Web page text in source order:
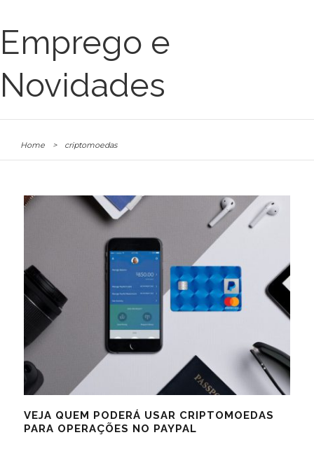
Emprego e
Novidades
Home > criptomoedas
VEJA QUEM PODERÁ USAR CRIPTOMOEDAS
PARA OPERAÇÕES NO PAYPAL